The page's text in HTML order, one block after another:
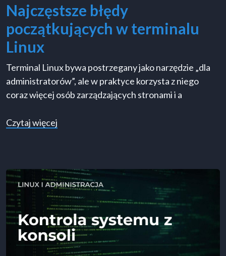
Najczęstsze błędy
początkujących w terminalu
Linux
Terminal Linux bywa postrzegany jako narzędzie „dla
administratorów”, ale w praktyce korzysta z niego
coraz więcej osób zarządzających stronami i a
Czytaj więcej